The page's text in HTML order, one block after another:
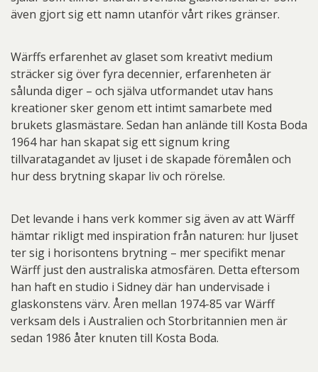
även gjort sig ett namn utanför vårt rikes gränser.
Wärffs erfarenhet av glaset som kreativt medium
sträcker sig över fyra decennier, erfarenheten är
sålunda diger – och själva utformandet utav hans
kreationer sker genom ett intimt samarbete med
brukets glasmästare. Sedan han anlände till Kosta Boda
1964 har han skapat sig ett signum kring
tillvaratagandet av ljuset i de skapade föremålen och
hur dess brytning skapar liv och rörelse.
Det levande i hans verk kommer sig även av att Wärff
hämtar rikligt med inspiration från naturen: hur ljuset
ter sig i horisontens brytning – mer specifikt menar
Wärff just den australiska atmosfären. Detta eftersom
han haft en studio i Sidney där han undervisade i
glaskonstens värv. Åren mellan 1974-85 var Wärff
verksam dels i Australien och Storbritannien men är
sedan 1986 åter knuten till Kosta Boda.